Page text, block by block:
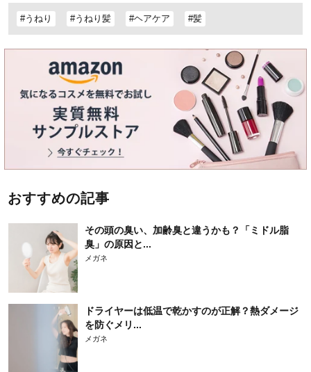
#うねり #うねり髪 #ヘアケア #髪
おすすめの記事
その頭の臭い、加齢臭と違うかも？「ミドル脂
臭」の原因と...
メガネ
ドライヤーは低温で乾かすのが正解？熱ダメージ
を防ぐメリ...
メガネ